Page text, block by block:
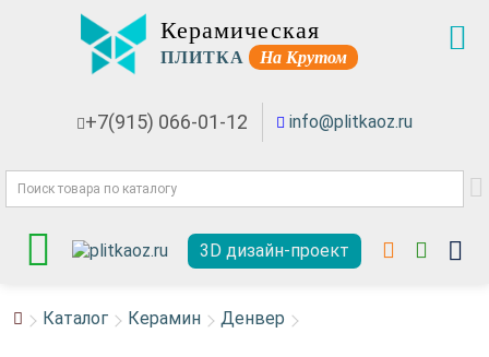
Керамическая
ПЛИТКА На Крутом
+7(915) 066-01-12 info@plitkaoz.ru
3D дизайн-проект
Каталог Керамин Денвер